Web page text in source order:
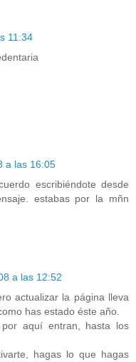
11:34
a las 16:05
escribiéndote desde
estabas por la mñn
a las 12:52
actualizar la página lleva
has estado éste año.
aquí entran, hasta los
hagas lo que hagas